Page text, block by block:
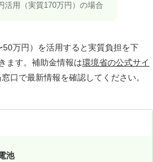
活用（実質170万円）の場合
万円）を活用すると実質負担を下
ます。補助金情報は環境省の公式サイ
口で最新情報を確認してください。
池